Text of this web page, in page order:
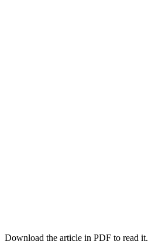
Download the article in PDF to read it.